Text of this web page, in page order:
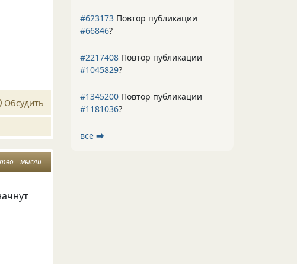
Обсудить
мысли
#623173 Повтор публикации
#66846?
#2217408 Повтор публикации
#1045829?
#1345200 Повтор публикации
#1181036?
все ⮕